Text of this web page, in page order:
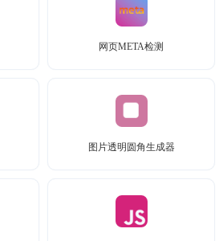
网页META检测
图片透明圆角生成器